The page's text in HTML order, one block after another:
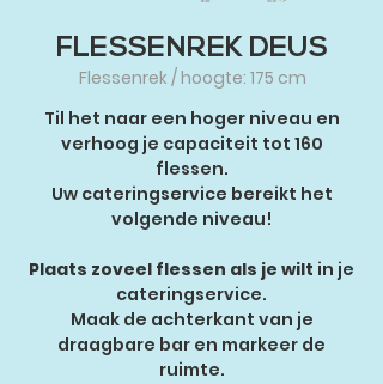
FLESSENREK DEUS
Flessenrek / hoogte: 175 cm
Til het naar een hoger niveau en
verhoog je capaciteit tot 160
flessen.
Uw cateringservice bereikt het
volgende niveau!
Plaats zoveel flessen als je wilt in je
cateringservice.
Maak de achterkant van je
draagbare bar en markeer de
ruimte.